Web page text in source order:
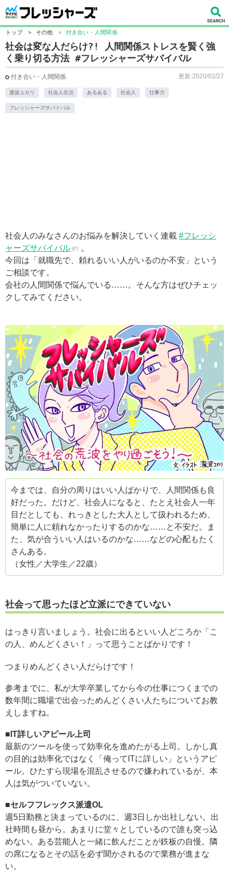
トップ > その他 > 付き合い・人間関係
社会は変な人だらけ?! 人間関係ストレスを賢く強
く乗り切る方法 #フレッシャーズサバイバル
付き合い・人間関係 更新:2020/02/27
瀧波ユカリ 社会人生活 あるある 社会人 仕事力
フレッシャーズサバイバル
社会人のみなさんのお悩みを解決していく連載 #フレッシ
ャーズサバイバル
。
今回は「就職先で、頼れるいい人がいるのか不安」という
ご相談です。
会社の人間関係で悩んでいる……。そんな方はぜひチェッ
クしてみてください。
今までは、自分の周りはいい人ばかりで、人間関係も良
好だった。だけど、社会人になると、たとえ社会人一年
目だとしても、れっきとした大人として扱われるため、
簡単に人に頼れなかったりするのかな……と不安だ。ま
た、気が合ういい人はいるのかな……などの心配もたく
さんある。
（女性／大学生／22歳）
社会って思ったほど立派にできていない
はっきり言いましょう。社会に出るといい人どころか「こ
の人、めんどくさい！」って思うことばかりです！
つまりめんどくさい人だらけです！
参考までに、私が大学卒業してから今の仕事につくまでの
数年間に職場で出会っためんどくさい人たちについてお教
えしますね。
■ IT詳しいアピール上司
最新のツールを使って効率化を進めたがる上司。しかし真
の目的は効率化ではなく「俺ってITに詳しい」というアピ
ール。ひたすら現場を混乱させるので嫌われているが、本
人は気がついていない。
■セルフフレックス派遣OL
週5日勤務と決まっているのに、週3日しか出社しない。出
社時間も昼から。あまりに堂々としているので誰も突っ込
めない。ある芸能人と一緒に飲んだことが鉄板の自慢。隣
の席になるとその話を必ず聞かされるので業務が進まな
い。